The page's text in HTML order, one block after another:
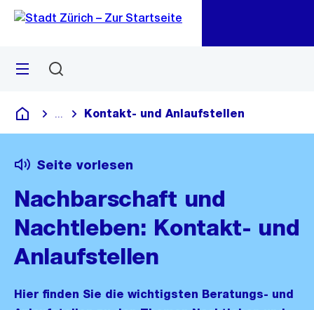
Navigation
Sprunglink
Menü
Deutsch
Blende alle Breadcrumbs ein
Kontakt- und Anlaufstellen
Seite vorlesen
Nachbarschaft und
Nachtleben: Kontakt- und
Anlaufstellen
Hier finden Sie die wichtigsten Beratungs- und